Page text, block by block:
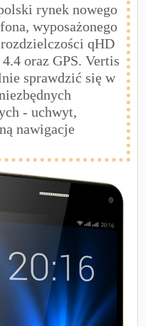
rynek nowego
wyposażonego
qHD
oraz GPS. Vertis
sprawdzić się w
- uchwyt,
nawigacje